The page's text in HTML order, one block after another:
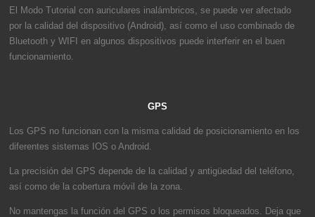
El Modo Tutorial con auriculares inalámbricos, se puede ver afectado
por la calidad del dispositivo (Android), así como el uso combinado de
Bluetooth y WIFI en algunos dispositivos puede interferir en el buen
funcionamiento.
GPS
Los GPS no funcionan con la misma calidad de posicionamiento en los
diferentes sistemas IOS o Android.
La precisión del GPS depende de la calidad y antigüedad del teléfono,
así como de la cobertura móvil de la zona.
No mantengas la función del GPS o los permisos bloqueados. Deja que